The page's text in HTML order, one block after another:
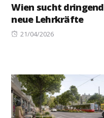
Wien sucht dringend
neue Lehrkräfte
Posted
21/04/2026